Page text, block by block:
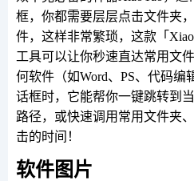
框，你都需要层层点击文件夹
件，这样非常繁琐，这款「
工具可以让你秒速直达常用文
何软件（如Word、PS、代码编
话框时，它能帮你一键跳转到
路径，或快速调用常用文件夹
击的时间！
软件图片